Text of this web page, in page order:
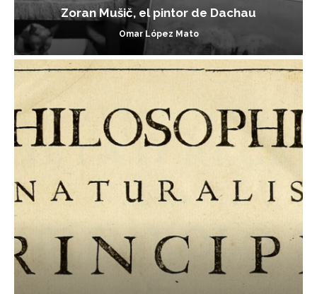
Zoran Mušič, el pintor de Dachau
Omar López Mato